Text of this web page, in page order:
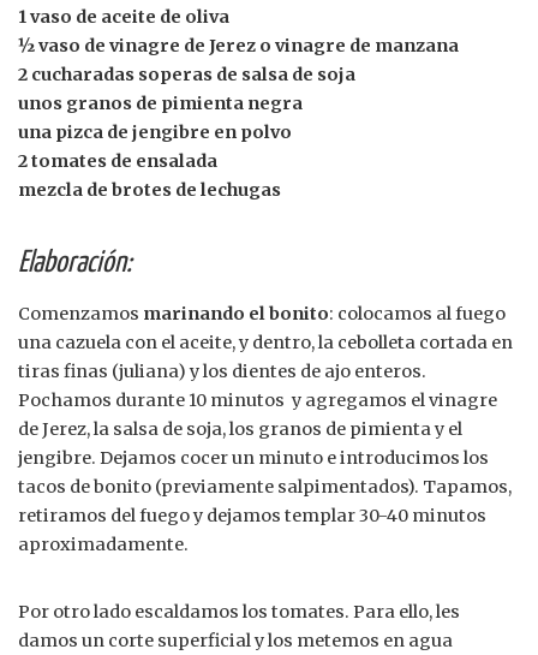
1 vaso de aceite de oliva
½ vaso de vinagre de Jerez o vinagre de manzana
2 cucharadas soperas de salsa de soja
unos granos de pimienta negra
una pizca de jengibre en polvo
2 tomates de ensalada
mezcla de brotes de lechugas
Elaboración:
Comenzamos marinando el bonito: colocamos al fuego
una cazuela con el aceite, y dentro, la cebolleta cortada en
tiras finas (juliana) y los dientes de ajo enteros.
Pochamos durante 10 minutos y agregamos el vinagre
de Jerez, la salsa de soja, los granos de pimienta y el
jengibre. Dejamos cocer un minuto e introducimos los
tacos de bonito (previamente salpimentados). Tapamos,
retiramos del fuego y dejamos templar 30-40 minutos
aproximadamente.
Por otro lado escaldamos los tomates. Para ello, les
damos un corte superficial y los metemos en agua